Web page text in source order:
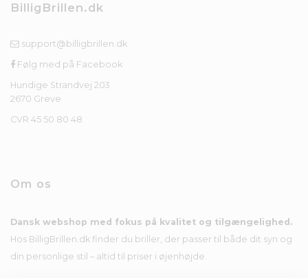
BilligBrillen.dk
support@billigbrillen.dk
Følg med på Facebook
Hundige Strandvej 203
2670 Greve
CVR 45 50 80 48
Om os
Dansk webshop med fokus på kvalitet og tilgængelighed.
Hos BilligBrillen.dk finder du briller, der passer til både dit syn og
din personlige stil – altid til priser i øjenhøjde.